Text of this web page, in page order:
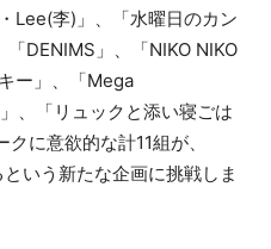
Lee(李)」、「水曜日のカン
DENIMS」、「NIKO NIKO
ー」、「Mega
、「リュックと添い寝ごは
に意欲的な計11組が、
いう新たな企画に挑戦しま